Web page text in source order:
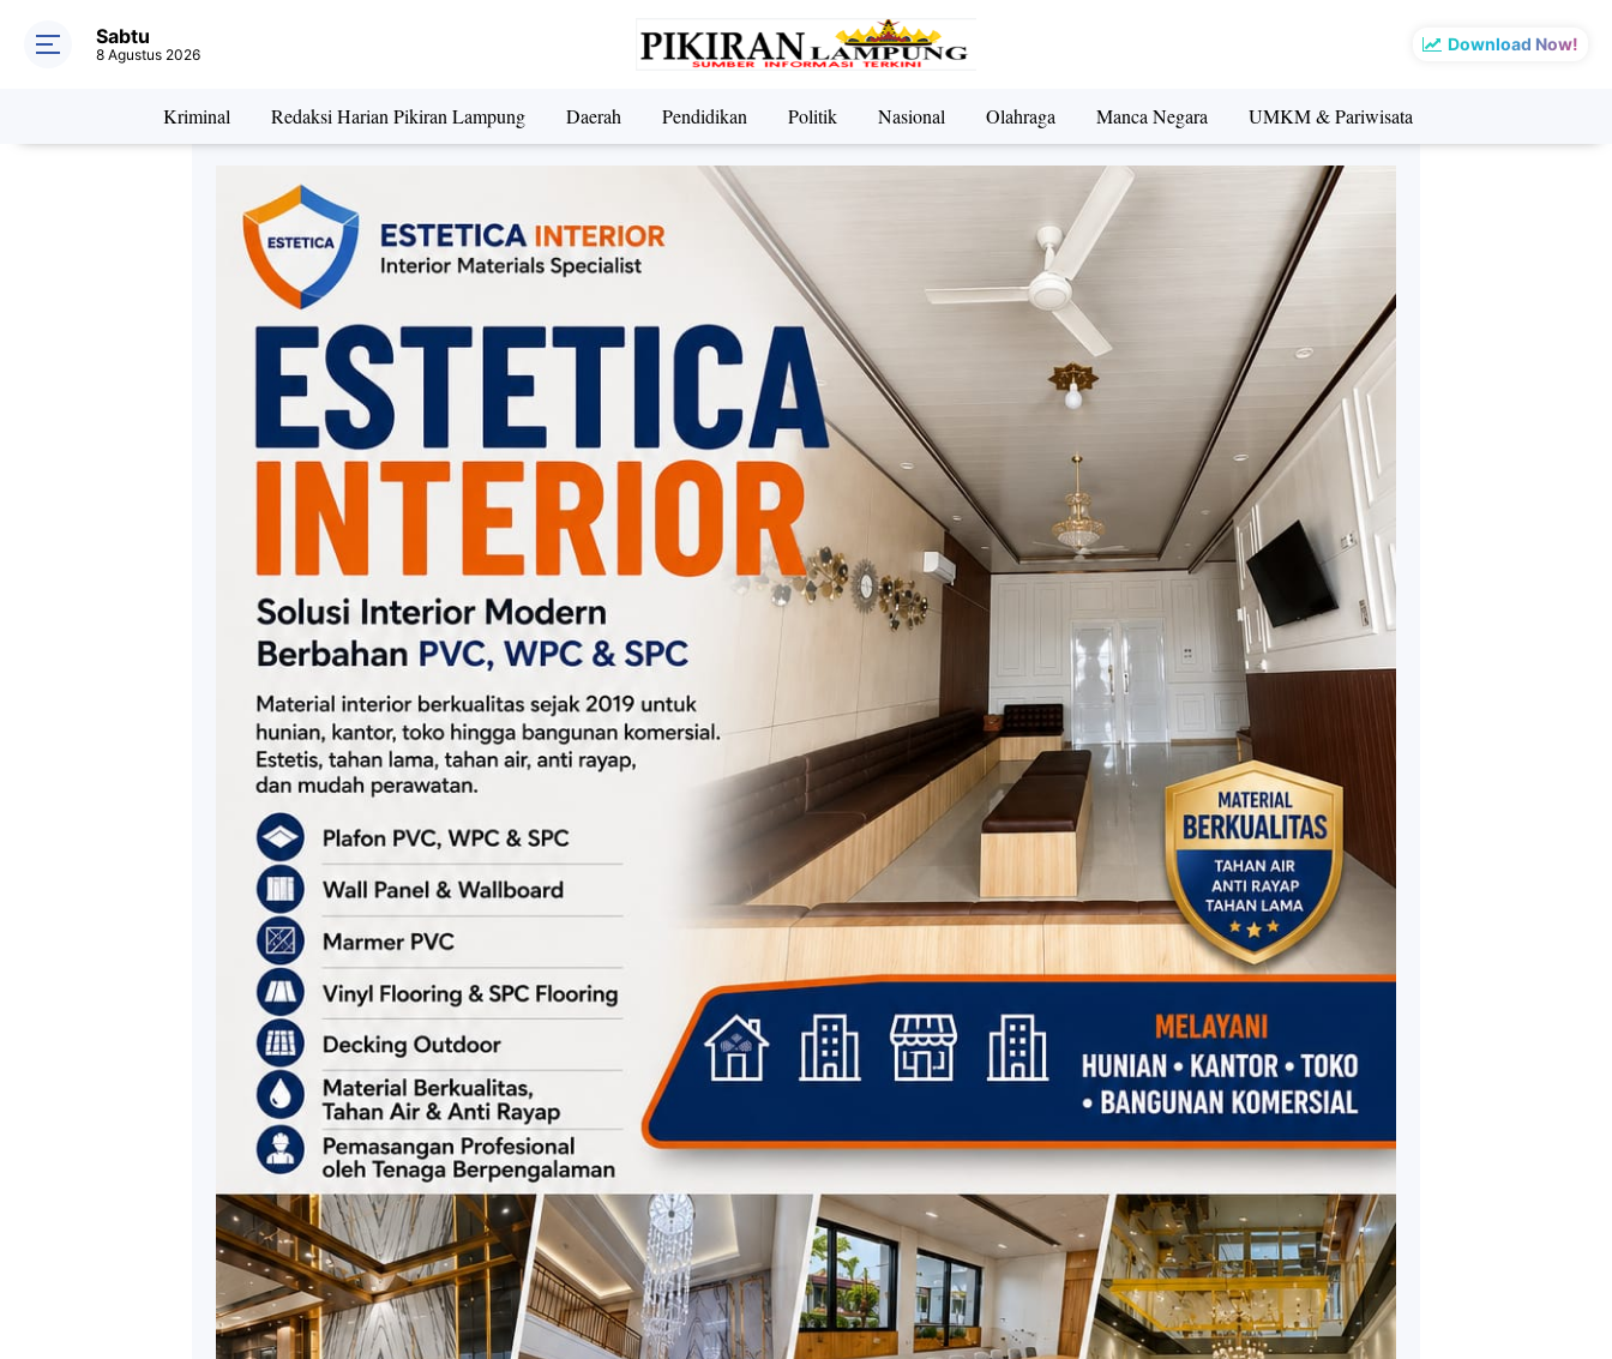
Download Now!
Sabtu
8 Agustus 2026
Kriminal Redaksi Harian Pikiran Lampung Daerah Pendidikan Politik Nasional Olahraga Manca Negara UMKM & Pariwisata
Nasional Olahraga Politik UMKM & Pariwisata Manca Negara